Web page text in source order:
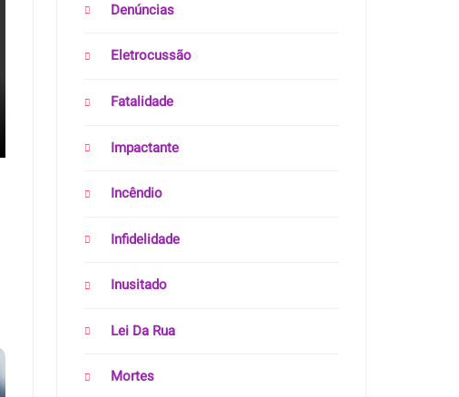
Denúncias
Eletrocussão
Fatalidade
Impactante
Incêndio
Infidelidade
Inusitado
Lei Da Rua
Mortes